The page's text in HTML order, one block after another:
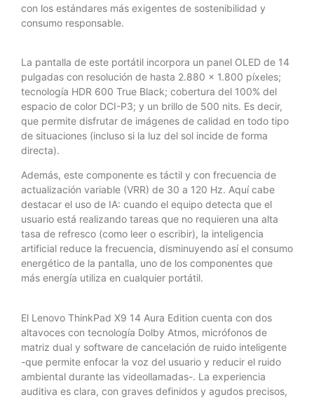
con los estándares más exigentes de sostenibilidad y
consumo responsable.
La pantalla de este portátil incorpora un panel OLED de 14
pulgadas con resolución de hasta 2.880 x 1.800 píxeles;
tecnología HDR 600 True Black; cobertura del 100% del
espacio de color DCI-P3; y un brillo de 500 nits. Es decir,
que permite disfrutar de imágenes de calidad en todo tipo
de situaciones (incluso si la luz del sol incide de forma
directa).
Además, este componente es táctil y con frecuencia de
actualización variable (VRR) de 30 a 120 Hz. Aquí cabe
destacar el uso de IA: cuando el equipo detecta que el
usuario está realizando tareas que no requieren una alta
tasa de refresco (como leer o escribir), la inteligencia
artificial reduce la frecuencia, disminuyendo así el consumo
energético de la pantalla, uno de los componentes que
más energía utiliza en cualquier portátil.
El Lenovo ThinkPad X9 14 Aura Edition cuenta con dos
altavoces con tecnología Dolby Atmos, micrófonos de
matriz dual y software de cancelación de ruido inteligente
-que permite enfocar la voz del usuario y reducir el ruido
ambiental durante las videollamadas-. La experiencia
auditiva es clara, con graves definidos y agudos precisos,